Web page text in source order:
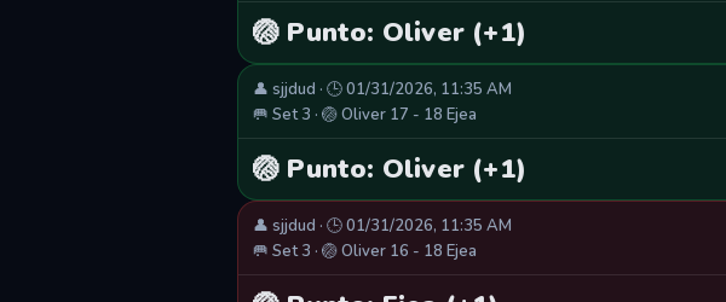
🏐 Punto: Oliver (+1)
👤 sjjdud · 🕒 01/31/2026, 11:35 AM
🥅 Set 3 · 🏐 Oliver 17 - 18 Ejea
🏐 Punto: Oliver (+1)
👤 sjjdud · 🕒 01/31/2026, 11:35 AM
🥅 Set 3 · 🏐 Oliver 16 - 18 Ejea